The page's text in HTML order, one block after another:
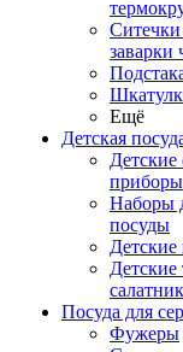
Ситечки
заварки
Ещё
Детская
Детские
приборы
Наборы
посуды
Детские
Посуда для
Фужеры